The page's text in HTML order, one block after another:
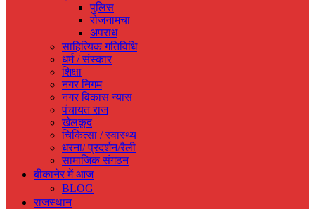
पुलिस
रोजनामचा
अपराध
साहित्यिक गतिविधि
धर्म / संस्‍कार
शिक्षा
नगर निगम
नगर विकास न्‍यास
पंचायत राज
खेलकूद
चिकित्‍सा / स्‍वास्‍थ्‍य
धरना/ प्रदर्शन/रैली
सामाजिक संगठन
बीकानेर में आज
BLOG
राजस्‍थान